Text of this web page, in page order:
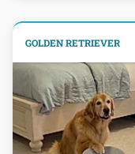
GOLDEN RETRIEVER